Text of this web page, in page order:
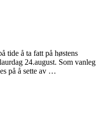
tide å ta fatt på høstens
24.august. Som vanleg
på å sette av …